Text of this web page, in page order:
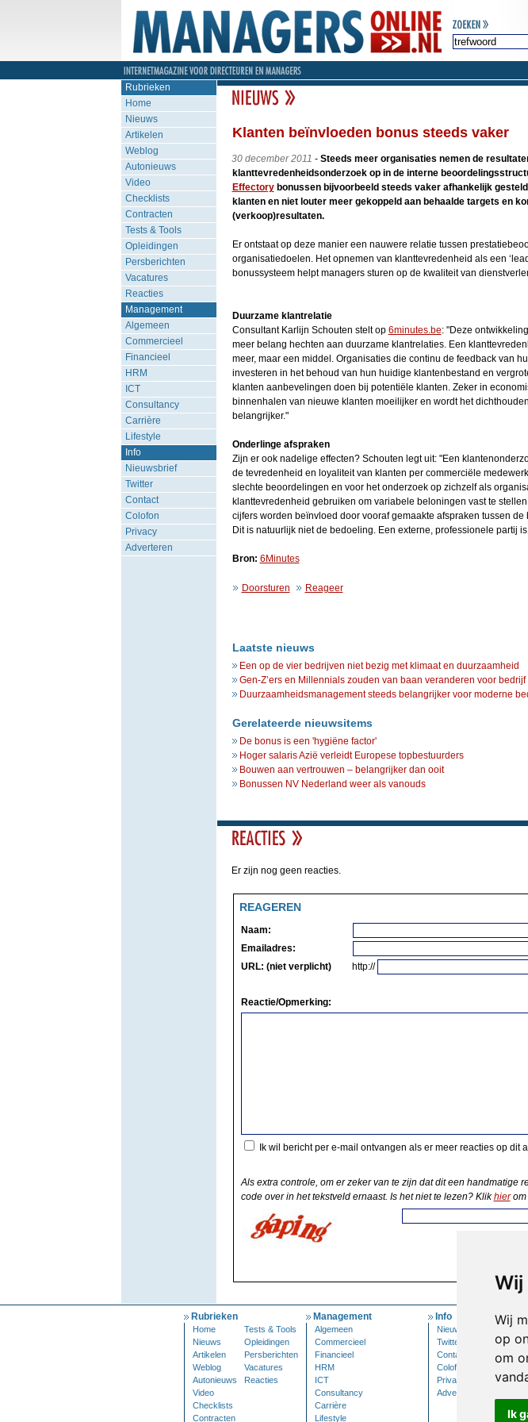
Wij
op
om
Ik
Rubrieken
Home
Nieuws
Artikelen
Weblog
Autonieuws
Video
Checklists
Contracten
Tests & Tools
Opleidingen
Persberichten
Vacatures
Reacties
Management
Algemeen
Commercieel
Financieel
HRM
ICT
Consultancy
Carrière
Lifestyle
Info
Nieuwsbrief
Twitter
Contact
Colofon
Privacy
Adverteren
Klanten beïnvloeden bonus steeds vaker
30 december 2011 - Steeds meer organisaties nemen de
klanttevredenheidsonderzoek op in de interne
Effectorybonussen bijvoorbeeld steeds vaker afhankelijk
klanten en niet louter meer gekoppeld aan behaalde targets en
(verkoop)resultaten.
Er ontstaat op deze manier een nauwere relatie tussen
organisatiedoelen. Het opnemen van klanttevredenheid als een
bonussysteem helpt managers sturen op de kwaliteit van
Duurzame klantrelatie
Consultant Karlijn Schouten stelt op 6minutes.be: "Deze
meer belang hechten aan duurzame klantrelaties. Een
meer, maar een middel. Organisaties die continu de feedback van
investeren in het behoud van hun huidige klantenbestand en
klanten aanbevelingen doen bij potentiële klanten. Zeker in
binnenhalen van nieuwe klanten moeilijker en wordt het
belangrijker."
Onderlinge afspraken
Zijn er ook nadelige effecten? Schouten legt uit: "Een
de tevredenheid en loyaliteit van klanten per commerciële
slechte beoordelingen en voor het onderzoek op zichzelf als
klanttevredenheid gebruiken om variabele beloningen vast te
cijfers worden beïnvloed door vooraf gemaakte afspraken tussen
Dit is natuurlijk niet de bedoeling. Een externe, professionele partij
Bron: 6Minutes
Doorsturen Reageer
Laatste nieuws
Een op de vier bedrijven niet bezig met klimaat en duurzaamheid
Gen-Z’ers en Millennials zouden van baan veranderen voor
Duurzaamheidsmanagement steeds belangrijker voor moderne
Gerelateerde nieuwsitems
De bonus is een 'hygiëne factor'
Hoger salaris Azië verleidt Europese topbestuurders
Bouwen aan vertrouwen – belangrijker dan ooit
Bonussen NV Nederland weer als vanouds
Er zijn nog geen reacties.
REAGEREN
Naam:
Emailadres:
URL: (niet verplicht)
http://
Reactie/Opmerking:
Ik wil bericht per e-mail ontvangen als er meer reacties op dit
Als extra controle, om er zeker van te zijn dat dit een handmatige
code over in het tekstveld ernaast. Is het niet te lezen? Klikhierom
Rubrieken
Home
Tests & Tools
Nieuws
Opleidingen
Artikelen
Persberichten
Weblog
Vacatures
Autonieuws
Reacties
Video
Checklists
Contracten
Management
Algemeen
Commercieel
Financieel
HRM
ICT
Consultancy
Carrière
Lifestyle
Info
Nieuwsbrief
Twitter
Contact
Colofon
Privacy
Adverteren